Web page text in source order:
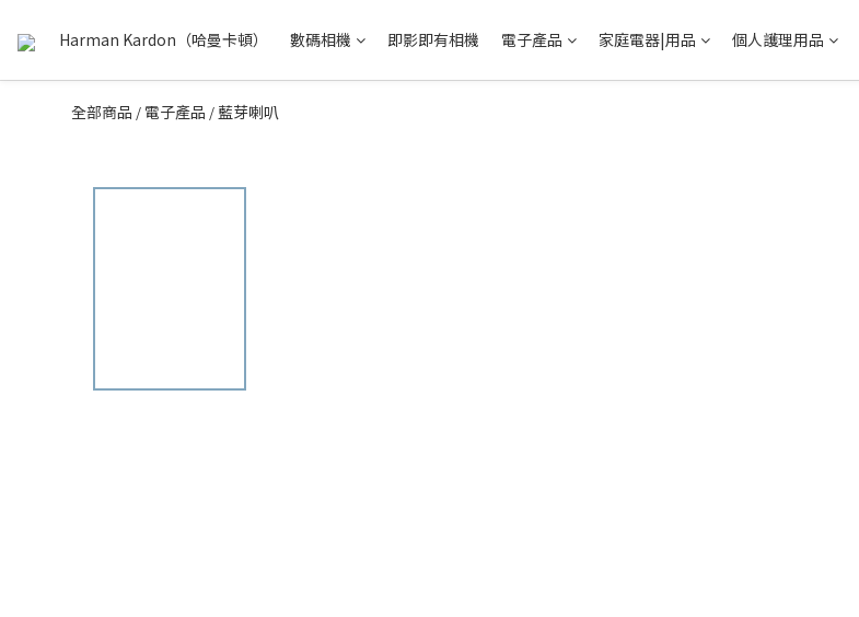
Harman Kardon（哈曼卡頓） 數碼相機 即影即有相機 電子產品 家庭電器|用品 個人護理用品
全部商品 / 電子產品 / 藍芽喇叭